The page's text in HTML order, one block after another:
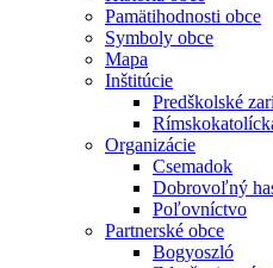
Pamätihodnosti obce
Symboly obce
Mapa
Inštitúcie
Predškolské
Organizácie
Csemadok
Dobrovoľný
Poľovníctvo
Partnerské obce
Bogyoszló